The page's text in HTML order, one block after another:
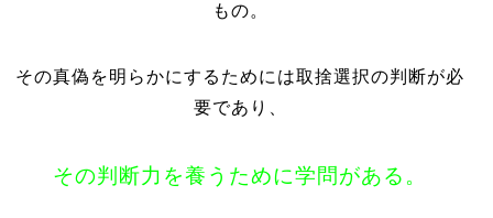
もの。
その真偽を明らかにするためには取捨選択の判断が必
要であり、
その判断力を養うために学問がある。